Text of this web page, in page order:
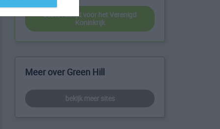
beste reistijd voor het Verenigd
Koninkrijk
Meer over Green Hill
bekijk meer sites